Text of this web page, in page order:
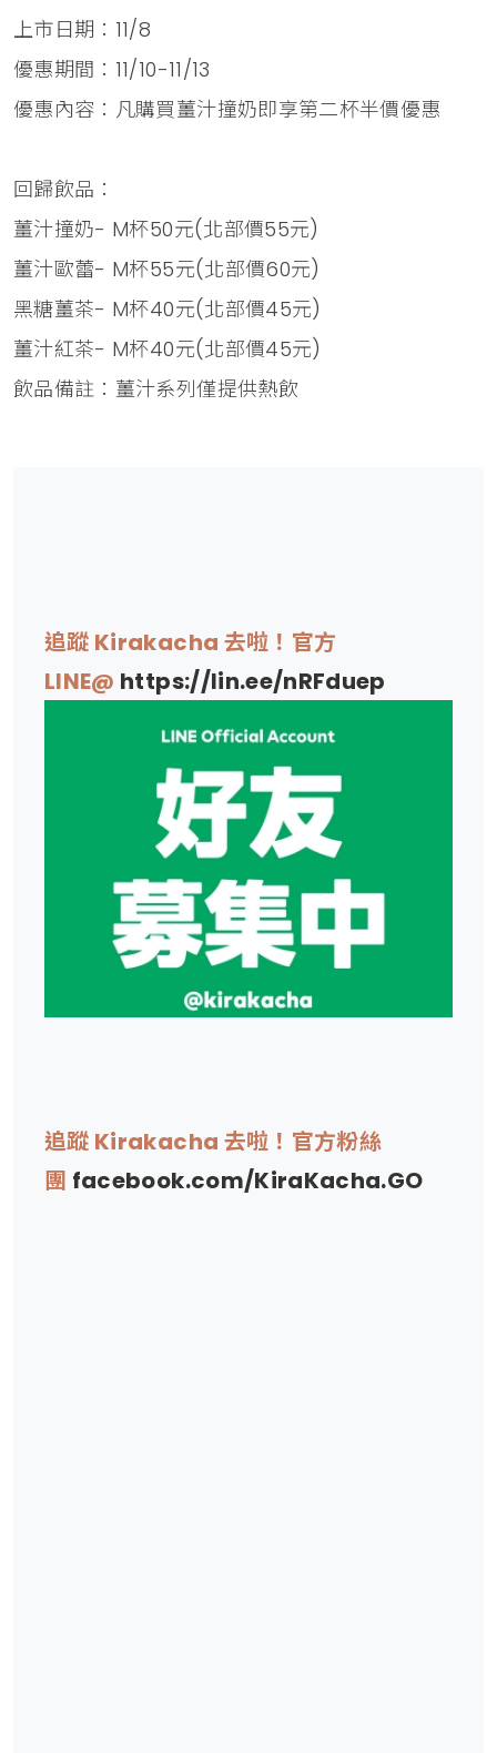
上市日期：11/8
優惠期間：11/10-11/13
優惠內容：凡購買薑汁撞奶即享第二杯半價優惠
回歸飲品：
薑汁撞奶- M杯50元(北部價55元)
薑汁歐蕾- M杯55元(北部價60元)
黑糖薑茶- M杯40元(北部價45元)
薑汁紅茶- M杯40元(北部價45元)
飲品備註：薑汁系列僅提供熱飲
追蹤 Kirakacha 去啦！官方
LINE@ https://lin.ee/nRFduep
追蹤 Kirakacha 去啦！官方粉絲
團 facebook.com/KiraKacha.GO